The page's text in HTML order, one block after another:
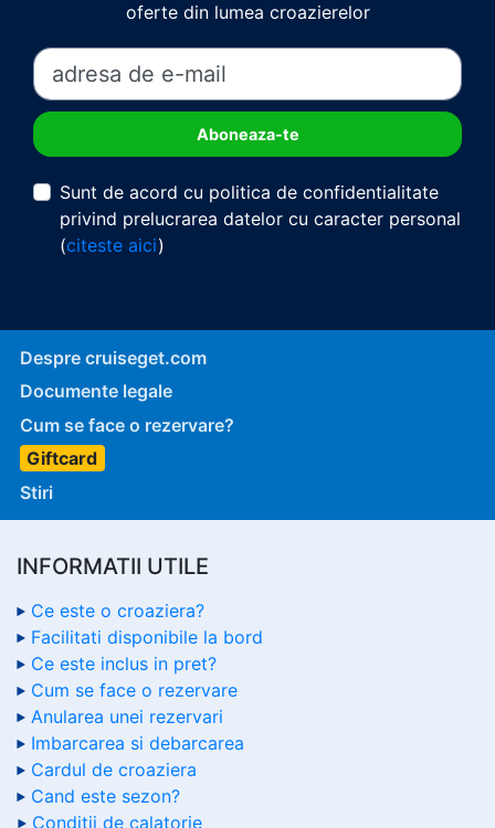
oferte din lumea croazierelor
Sunt de acord cu politica de confidentialitate
privind prelucrarea datelor cu caracter personal
(citeste aici)
Despre cruiseget.com
Documente legale
Cum se face o rezervare?
Giftcard
Stiri
INFORMATII UTILE
Ce este o croaziera?
Facilitati disponibile la bord
Ce este inclus in pret?
Cum se face o rezervare
Anularea unei rezervari
Imbarcarea si debarcarea
Cardul de croaziera
Cand este sezon?
Conditii de calatorie